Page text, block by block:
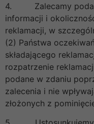
4. Zalecamy
informacji i
reklamacji, w
(2) Państwa
składającego
rozpatrzenie
podane w zdaniu
zalecenia i nie
złożonych z